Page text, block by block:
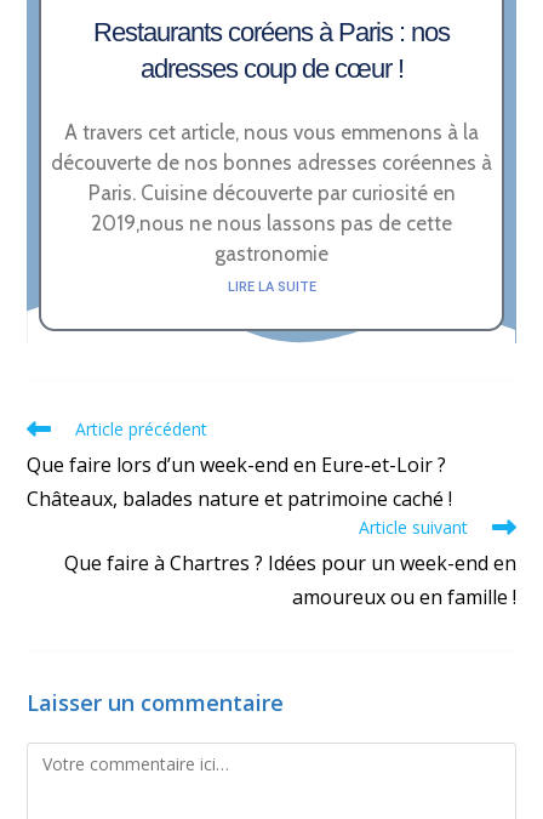
Restaurants coréens à Paris : nos
adresses coup de cœur !
A travers cet article, nous vous emmenons à la
découverte de nos bonnes adresses coréennes à
Paris. Cuisine découverte par curiosité en
2019,nous ne nous lassons pas de cette
gastronomie
LIRE LA SUITE
Article précédent
Que faire lors d’un week-end en Eure-et-Loir ?
Châteaux, balades nature et patrimoine caché !
Article suivant
Que faire à Chartres ? Idées pour un week-end en
amoureux ou en famille !
Laisser un commentaire